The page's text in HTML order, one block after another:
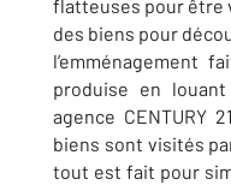
flatteuses pour être
des biens pour
l’emménagement
produise en
agence CENTURY
biens sont visités
tout est fait pour